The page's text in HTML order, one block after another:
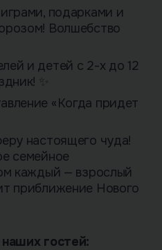
подарками и
Волшебство
и детей с 2-х до 12
✨
«Когда придет
настоящего чуда!
семейное
каждый — взрослый
приближение Нового
гостей: